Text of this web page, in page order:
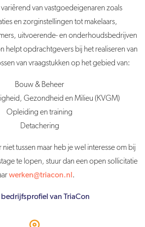
van vastgoedeigenaren zoals
en zorginstellingen tot makelaars,
uitvoerende- en onderhoudsbedrijven
helpt opdrachtgevers bij het realiseren van
van vraagstukken op het gebied van:
Bouw & Beheer
Gezondheid en Milieu (KVGM)
Opleiding en training
Detachering
niet tussen maar heb je wel interesse om bij
te lopen, stuur dan een open sollicitatie
werken@triacon.nl .
bedrijfsprofiel van TriaCon